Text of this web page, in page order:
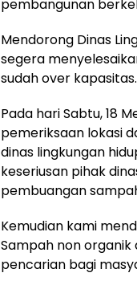
pembangunan
Mendorong Dinas
segera
sudah over
Pada hari Sabtu, 18
pemeriksaan lokasi
dinas lingkungan
keseriusan pihak
pembuangan
Kemudian kami
Sampah non
pencarian bagi